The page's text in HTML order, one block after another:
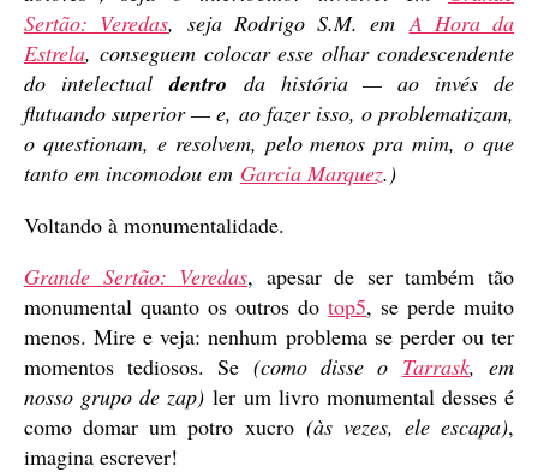
Sertão: Veredas, seja Rodrigo S.M. emA Hora da
Estrela, conseguem colocar esse olhar condescendente
do intelectualdentro da história — ao invés de
flutuando superior — e, ao fazer isso, o problematizam,
o questionam, e resolvem, pelo menos pra mim, o que
tanto em incomodou em Garcia Marquez.)
Voltando à monumentalidade.
Grande Sertão: Veredas, apesar de ser também tão
monumental quanto os outros dotop5, se perde muito
menos. Mire e veja: nenhum problema se perder ou ter
momentos tediosos. Se (como disse o Tarrask, em
nosso grupo de zap) ler um livro monumental desses é
como domar um potro xucro (às vezes, ele escapa),
imagina escrever!